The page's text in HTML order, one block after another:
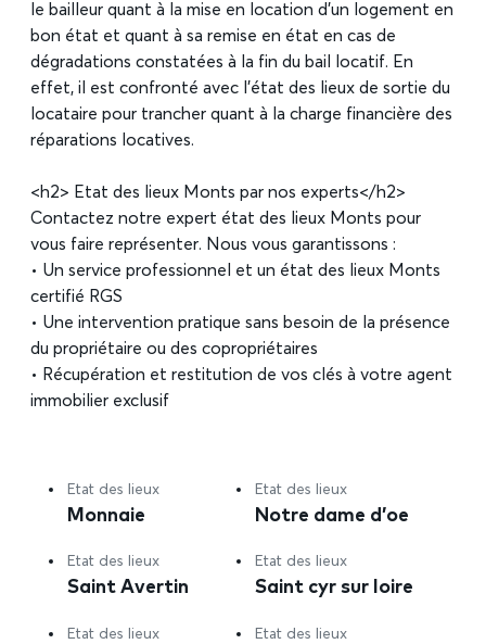
le bailleur quant à la mise en location d’un logement en
bon état et quant à sa remise en état en cas de
dégradations constatées à la fin du bail locatif. En
effet, il est confronté avec l’état des lieux de sortie du
locataire pour trancher quant à la charge financière des
réparations locatives.
<h2> Etat des lieux Monts par nos experts</h2>
Contactez notre expert état des lieux Monts pour
vous faire représenter. Nous vous garantissons :
• Un service professionnel et un état des lieux Monts
certifié RGS
• Une intervention pratique sans besoin de la présence
du propriétaire ou des copropriétaires
• Récupération et restitution de vos clés à votre agent
immobilier exclusif
Etat des lieux
Monnaie
Etat des lieux
Notre dame d’oe
Etat des lieux
Saint Avertin
Etat des lieux
Saint cyr sur loire
Etat des lieux Etat des lieux